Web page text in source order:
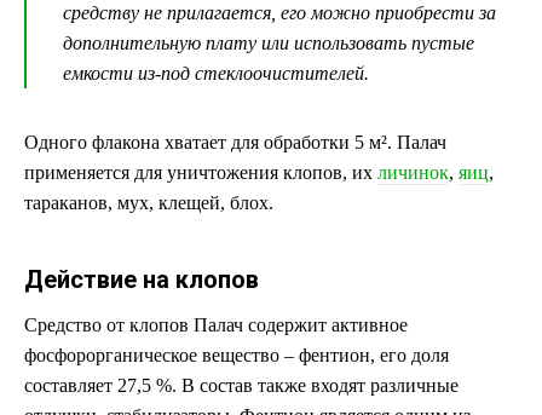
средству не прилагается, его можно приобрести за
дополнительную плату или использовать пустые
емкости из-под стеклоочистителей.
Одного флакона хватает для обработки 5 м². Палач
применяется для уничтожения клопов, их личинок, яиц,
тараканов, мух, клещей, блох.
Действие на клопов
Средство от клопов Палач содержит активное
фосфорорганическое вещество – фентион, его доля
составляет 27,5 %. В состав также входят различные